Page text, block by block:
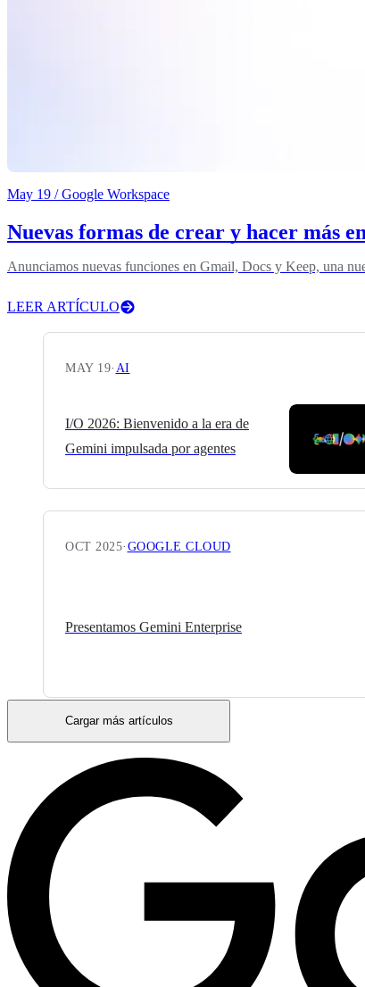
May 19 / Google Workspace
Nuevas formas de crear y hacer más
Anunciamos nuevas funciones en Gmail, Docs y Keep, una
LEER ARTÍCULO
MAY 19· AI
I/O 2026: Bienvenido a la era de
Gemini impulsada por agentes
OCT 2025· GOOGLE CLOUD
Presentamos Gemini Enterprise
Cargar más artículos